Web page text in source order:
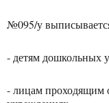
№095/у
- детям дошкольных
- лицам проходящим